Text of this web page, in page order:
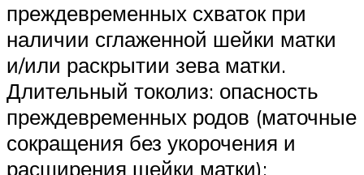
преждевременных схваток при
наличии сглаженной шейки матки
и/или раскрытии зева матки.
Длительный токолиз: опасность
преждевременных родов (маточные
сокращения без укорочения и
расширения шейки матки);